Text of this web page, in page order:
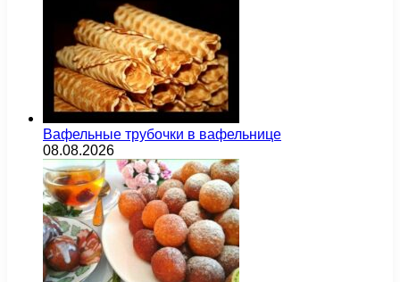
Вафельные трубочки в вафельнице
08.08.2026